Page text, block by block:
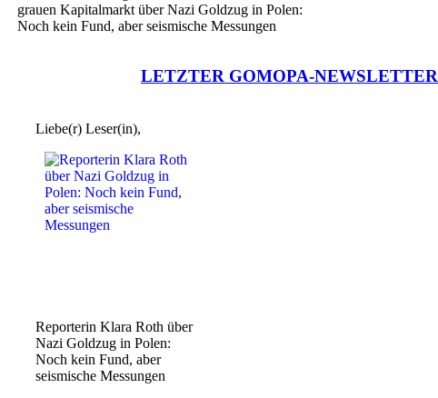
grauen Kapitalmarkt über Nazi Goldzug in Polen:
Noch kein Fund, aber seismische Messungen
LETZTER GOMOPA-NEWSLETTER
Liebe(r) Leser(in),
Reporterin Klara Roth über
Nazi Goldzug in Polen:
Noch kein Fund, aber
seismische Messungen